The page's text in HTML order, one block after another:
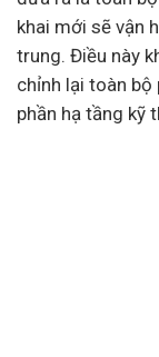
khai mới sẽ vận
trung. Điều này
chỉnh lại toàn
phần hạ tầng kỹ